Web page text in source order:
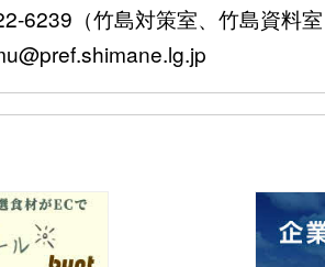
（竹島対策室、竹島資料